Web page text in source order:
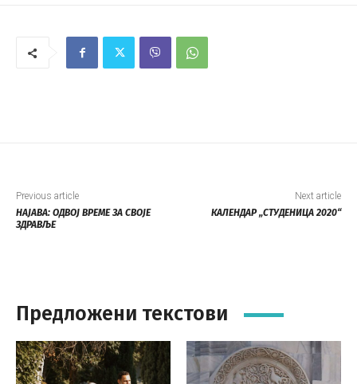
Previous article
НАЈАВА: ОДВОЈ ВРЕМЕ ЗА СВОЈЕ
ЗДРАВЉЕ
Next article
КАЛЕНДАР „СТУДЕНИЦА 2020“
Предложени текстови